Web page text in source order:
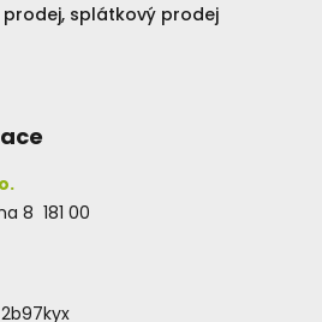
splátkový prodej
8 181 00
2b97kyx